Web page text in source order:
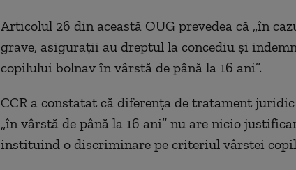
Articolul 26 din această OUG prevedea că „în
grave, asiguraţii au dreptul la concediu şi
copilului bolnav în vârstă de până la 16 ani”.
CCR a constatat că diferenţa de tratament
„în vârstă de până la 16 ani” nu are nicio
instituind o discriminare pe criteriul vârstei